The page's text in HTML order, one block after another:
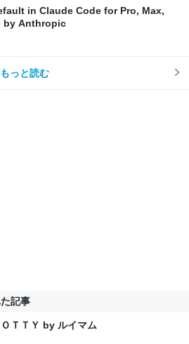
in Claude Code for Pro, Max,
by Anthropic
っと読む
記事
ＴＴＹ by ルイマム